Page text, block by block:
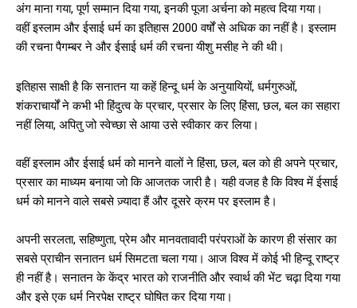
अंग माना गया, पूर्ण सम्मान दिया गया, इनकी पूजा अर्चना को महत्व दिया गया।
वहीं इस्लाम और ईसाई धर्म का इतिहास 2000 वर्षों से अधिक का नहीं है। इस्लाम
की रचना पैगम्बर ने और ईसाई धर्म की रचना यीशु मसीह ने की थी।
इतिहास साक्षी है कि सनातन या कहें हिन्दू धर्म के अनुयायियों, धर्मगुरुओं,
शंकराचार्यों ने कभी भी हिंदुत्व के प्रचार, प्रसार के लिए हिंसा, छल, बल का सहारा
नहीं लिया, अपितु जो स्वेच्छा से आया उसे स्वीकार कर लिया।
वहीं इस्लाम और ईसाई धर्म को मानने वालों ने हिंसा, छल, बल को ही अपने प्रचार,
प्रसार का माध्यम बनाया जो कि आजतक जारी है। यही वजह है कि विश्व में ईसाई
धर्म को मानने वाले सबसे ज़्यादा हैं और दूसरे क्रम पर इस्लाम है।
अपनी सरलता, सहिष्णुता, प्रेम और मानवतावादी परंपराओं के कारण ही संसार का
सबसे प्राचीन सनातन धर्म सिमटता चला गया। आज विश्व में कोई भी हिन्दू राष्ट्र
ही नहीं है। सनातन के केंद्र भारत को राजनीति और स्वार्थ की भेंट चढ़ा दिया गया
और इसे एक धर्म निरपेक्ष राष्ट्र घोषित कर दिया गया।